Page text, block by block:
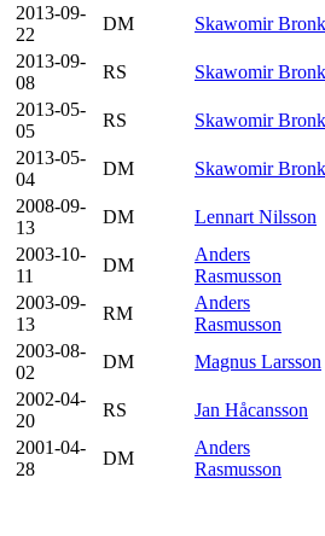
2013-09-
22
DM Skawomir Bronk
2013-09-
08
RS
Skawomir Bronk
2013-05-
05
RS
Skawomir Bronk
2013-05-
04
DM Skawomir Bronk
2008-09-
13
DM Lennart Nilsson
2003-10-
11
DM
Anders
Rasmusson
2003-09-
13
RM
Anders
Rasmusson
2003-08-
02
DM Magnus Larsson
2002-04-
20
RS Jan Håcansson
2001-04-
28
DM
Anders
Rasmusson